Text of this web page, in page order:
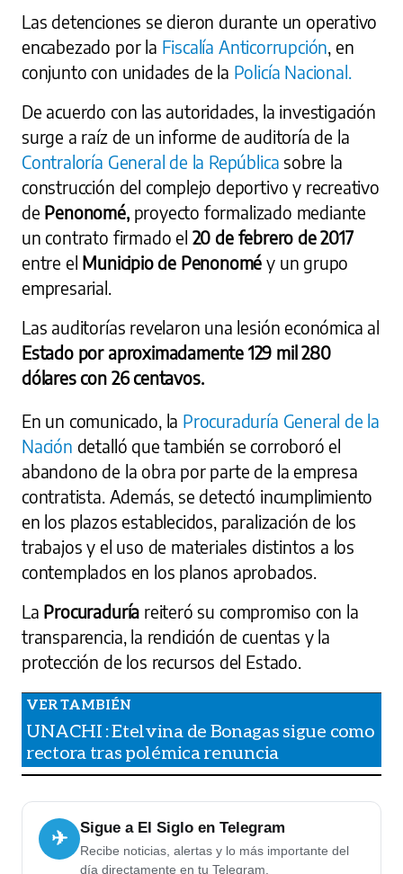
Las detenciones se dieron durante un operativo
encabezado por la Fiscalía Anticorrupción , en
conjunto con unidades de la Policía Nacional.
De acuerdo con las autoridades, la investigación
surge a raíz de un informe de auditoría de la
Contraloría General de la República sobre la
construcción del complejo deportivo y recreativo
de Penonomé,proyecto formalizado mediante
un contrato firmado el 20 de febrero de 2017
entre el Municipio de Penonoméy un grupo
empresarial.
Las auditorías revelaron una lesión económica al
Estado por aproximadamente 129 mil 280
dólares con 26 centavos.
En un comunicado, la Procuraduría General de la
Nación detalló que también se corroboró el
abandono de la obra por parte de la empresa
contratista. Además, se detectó incumplimiento
en los plazos establecidos, paralización de los
trabajos y el uso de materiales distintos a los
contemplados en los planos aprobados.
La Procuraduría reiteró su compromiso con la
transparencia, la rendición de cuentas y la
protección de los recursos del Estado.
UNACHI : Etelvina de Bonagas sigue como
rectora tras polémica renuncia
✈ Sigue a El Siglo en Telegram
Recibe noticias, alertas y lo más importante del
día directamente en tu Telegram.